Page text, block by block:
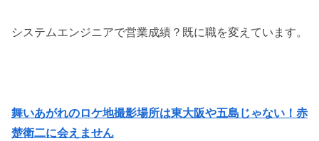
システムエンジニアで営業成績？既に職を変えています。
舞いあがれのロケ地撮影場所は東大阪や五島じゃない！赤
楚衛二に会えません